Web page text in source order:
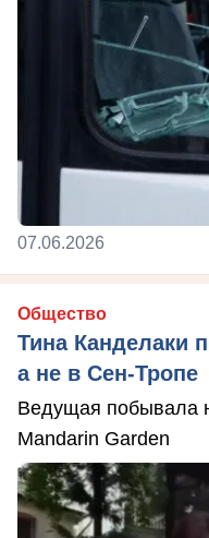
07.06.2026
Общество
Тина Канделаки
а не в Сен-Тропе
Ведущая побывала
Mandarin Garden